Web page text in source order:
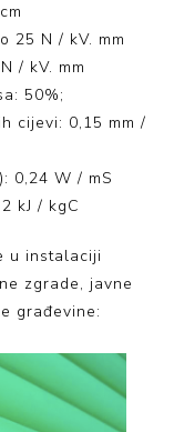
25 N / kV. mm
/ kV. mm
50%;
cijevi: 0,15 mm /
0,24 W / mS
kJ / kgC
u instalaciji
zgrade, javne
građevine: